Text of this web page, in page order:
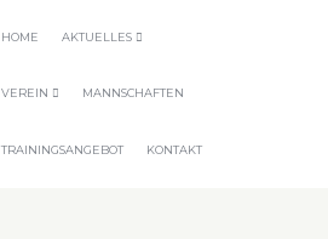
HOME AKTUELLES
VEREIN MANNSCHAFTEN
TRAININGSANGEBOT KONTAKT